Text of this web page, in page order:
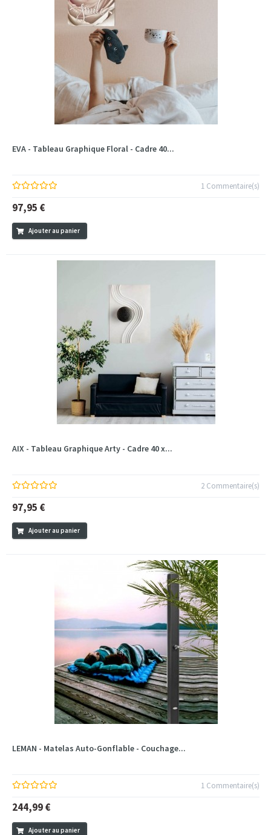
EVA - Tableau Graphique Floral - Cadre 40...
1 Commentaire(s)
97,95 €
Ajouter au panier
AIX - Tableau Graphique Arty - Cadre 40 x...
2 Commentaire(s)
97,95 €
Ajouter au panier
LEMAN - Matelas Auto-Gonflable - Couchage...
1 Commentaire(s)
244,99 €
Ajouter au panier